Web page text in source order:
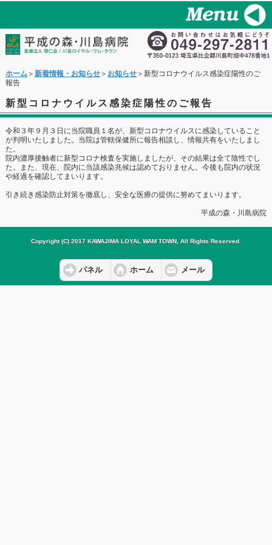
ホーム＞ 新着情報・お知らせ＞ お知らせ＞新型コロナウイルス感染症陽性のご
報告
新型コロナウイルス感染症陽性のご報告
令和３年９月３日に当院職員１名が、新型コロナウイルスに感染していること
が判明いたしました。当院は管轄保健所に報告相談し、情報共有をいたしまし
た。
院内濃厚接触者に新型コロナ検査を実施しましたが、その結果は全て陰性でし
た。また、現在、院内に当該感染兆候は認めておりません。今後も院内の状況
や経過を確認してまいります。
引き続き感染防止対策を徹底し、安全な医療の提供に努めてまいります。
平成の森・川島病院
Copyright (C) 2017 KAWAJIMA LOYAL WAM TOWN, All Rights Reserved.
パネル ホーム メール